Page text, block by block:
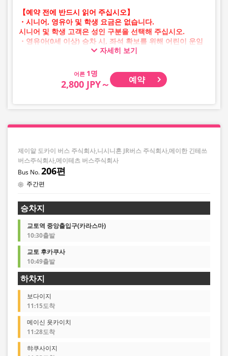
【예약 전에 반드시 읽어 주십시오】
・시니어, 영유아 및 학생 요금은 없습니다.
시니어 및 학생 고객은 성인 구분을 선택해 주십시오.
・영유아(0세 이상) 승차 시, 좌석 확보를 위해 어린이 운임
・AM 1시~5시 사이에는 시스템 점검으로 인해 예약이 불가
매 가격을 확인한 후 예약해 주십시오.
자세히 보기
어른
2,800 JPY～ 예약
제이알 도카이 버스 주식회사,니시니혼 JR버스 주식회사,메이한 긴테쓰
버스주식회사,메이테츠 버스주식회사
206편
주간편
승차지
교토역 중앙출입구(카라스마)
10:30출발
교토 후카쿠사
10:49출발
하차지
보다이지
11:15도착
메이신 욧카이치
11:28도착
햐쿠사이지